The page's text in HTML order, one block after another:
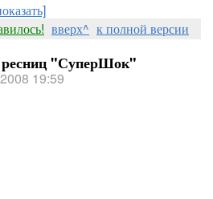
вверх^ к полной версии
"СуперШок"
19:59